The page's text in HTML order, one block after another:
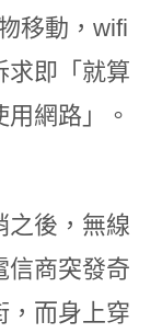
移動，wifi
求即「就算
網路」。
之後，無線
信商突發奇
，而身上穿